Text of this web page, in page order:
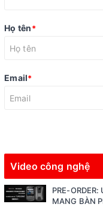
Họ tên*
Email*
Video công nghệ
PRE-
MANG BÀN